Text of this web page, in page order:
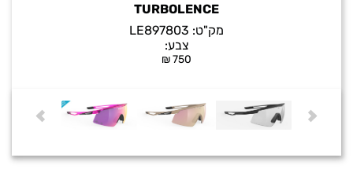
TURBOLENCE
מק"ט: LE897803
צבע:
₪750